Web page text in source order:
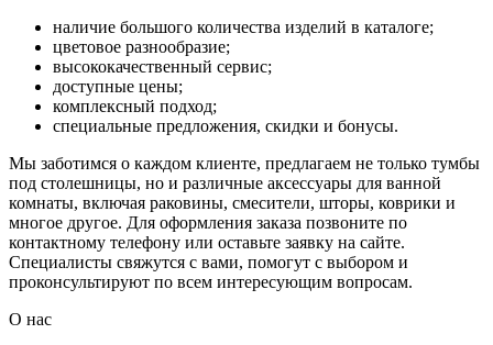
наличие большого количества изделий в каталоге;
цветовое разнообразие;
высококачественный сервис;
доступные цены;
комплексный подход;
специальные предложения, скидки и бонусы.
Мы заботимся о каждом клиенте, предлагаем не только тумбы
под столешницы, но и различные аксессуары для ванной
комнаты, включая раковины, смесители, шторы, коврики и
многое другое. Для оформления заказа позвоните по
контактному телефону или оставьте заявку на сайте.
Специалисты свяжутся с вами, помогут с выбором и
проконсультируют по всем интересующим вопросам.
О нас